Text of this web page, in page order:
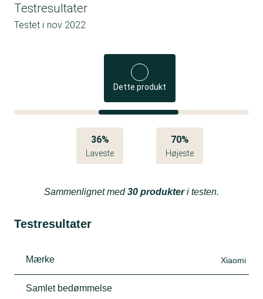
Testresultater
Testet i nov 2022
Dette produkt
36%
Laveste
70%
Højeste
Sammenlignet med30 produkteri testen.
Testresultater
Mærke Xiaomi
Samlet bedømmelse